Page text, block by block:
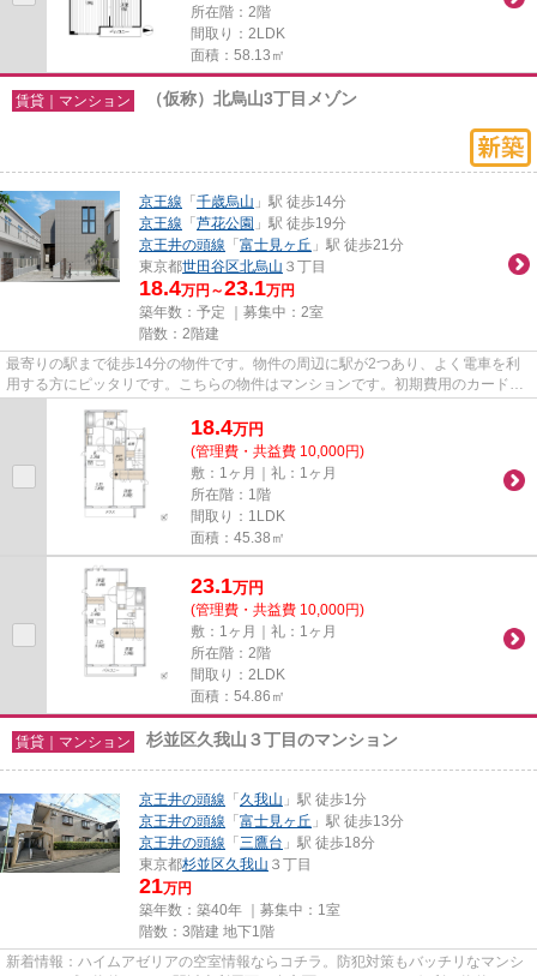
所在階：2階
間取り：2LDK
面積：58.13㎡
賃貸｜マンション （仮称）北烏山3丁目メゾン
京王線 「千歳烏山 」駅 徒歩14分
京王線 「芦花公園 」駅 徒歩19分
京王井の頭線 「富士見ヶ丘 」駅 徒歩21分
東京都世田谷区北烏山 ３丁目
18.4万円～23.1万円
築年数：予定 ｜募集中： 2室
階数：2階建
最寄りの駅まで徒歩14分の物件です。物件の周辺に駅が2つあり、よく電車を利
用する方にピッタリです。こちらの物件はマンションです。初期費用のカード決
済ができます。世田谷区エリア...
18.4万円
(管理費・共益費 10,000円)
敷：1ヶ月｜礼：1ヶ月
所在階：1階
間取り：1LDK
面積：45.38㎡
23.1万円
(管理費・共益費 10,000円)
敷：1ヶ月｜礼：1ヶ月
所在階：2階
間取り：2LDK
面積：54.86㎡
賃貸｜マンション 杉並区久我山３丁目のマンション
京王井の頭線 「久我山 」駅 徒歩1分
京王井の頭線 「富士見ヶ丘 」駅 徒歩13分
京王井の頭線 「三鷹台 」駅 徒歩18分
東京都杉並区久我山 ３丁目
21万円
築年数：築40年 ｜募集中： 1室
階数：3階建 地下1階
新着情報：ハイムアゼリアの空室情報ならコチラ。防犯対策もバッチリなマンシ